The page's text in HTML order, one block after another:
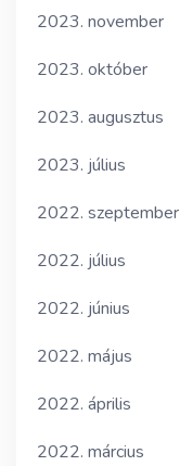
2023. november
2023. október
2023. augusztus
2023. július
2022. szeptember
2022. július
2022. június
2022. május
2022. április
2022. március